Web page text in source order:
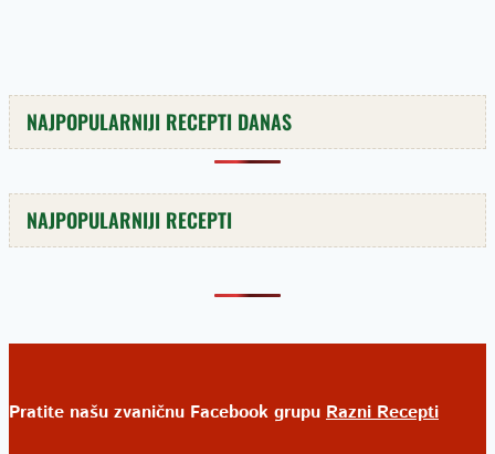
NAJPOPULARNIJI RECEPTI DANAS
NAJPOPULARNIJI RECEPTI
Pratite našu zvaničnu Facebook grupu Razni Recepti